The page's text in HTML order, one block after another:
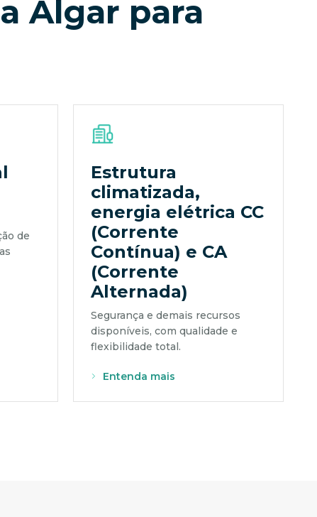
Algar para
de
Estrutura
climatizada,
energia elétrica CC
(Corrente
Contínua) e CA
(Corrente
Alternada)
Segurança e demais recursos
disponíveis, com qualidade e
flexibilidade total.
Entenda mais